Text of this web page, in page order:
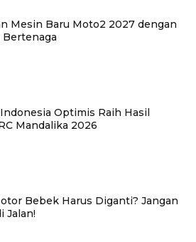
Mesin Baru Moto2 2027 dengan
Optimis Raih Hasil
Mandalika 2026
Bebek Harus Diganti? Jangan
Jalan!